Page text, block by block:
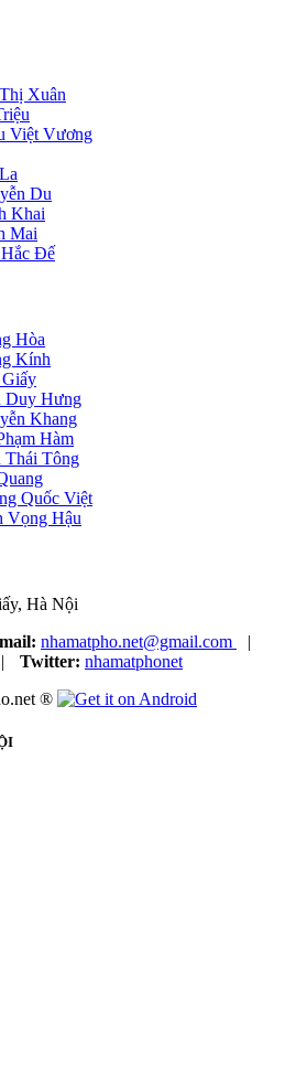
Xuân
Việt Vương
Du
Khai
Mai
Hắc Đế
Hòa
Kính
Giấy
Duy Hưng
Khang
Hàm
Thái Tông
Quốc Việt
Vọng Hậu
Hà Nội
nhamatpho.net@gmail.com
|
| Twitter: nhamatphonet
®